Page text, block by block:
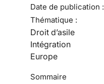
Date de publication :
Thématique :
Droit d’asile
Intégration
Europe
Sommaire